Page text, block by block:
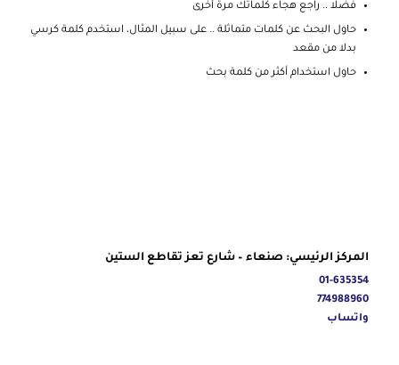
فضلا .. راجع هجاء كلماتك مرة أخرى
حاول البحث عن كلمات متماثلة .. على سبيل المثال، استخدم كلمة كرسي
بدلا من مقعد
حاول استخدام أكثر من كلمة بحث
المركز الرئيسي: صنعاء – شارع تعز تقاطع الستين
01-635354
774988960
واتساب